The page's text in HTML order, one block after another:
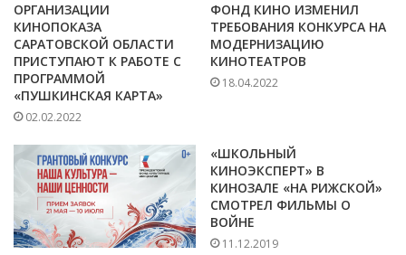
ОРГАНИЗАЦИИ
КИНОПОКАЗА
САРАТОВСКОЙ ОБЛАСТИ
ПРИСТУПАЮТ К РАБОТЕ С
ПРОГРАММОЙ
«ПУШКИНСКАЯ КАРТА»
02.02.2022
ФОНД КИНО ИЗМЕНИЛ
ТРЕБОВАНИЯ КОНКУРСА НА
МОДЕРНИЗАЦИЮ
КИНОТЕАТРОВ
18.04.2022
«ШКОЛЬНЫЙ
КИНОЭКСПЕРТ» В
КИНОЗАЛЕ «НА РИЖСКОЙ»
СМОТРЕЛ ФИЛЬМЫ О
ВОЙНЕ
11.12.2019